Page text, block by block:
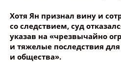
Хотя Ян признал вину и
со следствием, суд
указав на «чрезвычайно
и тяжелые последствия для
и общества».